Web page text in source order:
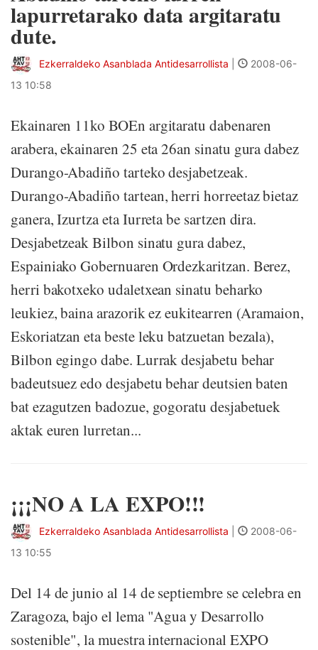
lapurretarako data argitaratu
dute.
Ezkerraldeko Asanblada Antidesarrollista
2008-06-
13 10:58
Ekainaren 11ko BOEn argitaratu dabenaren
arabera, ekainaren 25 eta 26an sinatu gura dabez
Durango-Abadiño tarteko desjabetzeak.
Durango-Abadiño tartean, herri horreetaz bietaz
ganera, Izurtza eta Iurreta be sartzen dira.
Desjabetzeak Bilbon sinatu gura dabez,
Espainiako Gobernuaren Ordezkaritzan. Berez,
herri bakotxeko udaletxean sinatu beharko
leukiez, baina arazorik ez eukitearren (Aramaion,
Eskoriatzan eta beste leku batzuetan bezala),
Bilbon egingo dabe. Lurrak desjabetu behar
badeutsuez edo desjabetu behar deutsien baten
bat ezagutzen badozue, gogoratu desjabetuek
aktak euren lurretan...
¡¡¡NO A LA EXPO!!!
Ezkerraldeko Asanblada Antidesarrollista
2008-06-
13 10:55
Del 14 de junio al 14 de septiembre se celebra en
Zaragoza, bajo el lema "Agua y Desarrollo
sostenible", la muestra internacional EXPO